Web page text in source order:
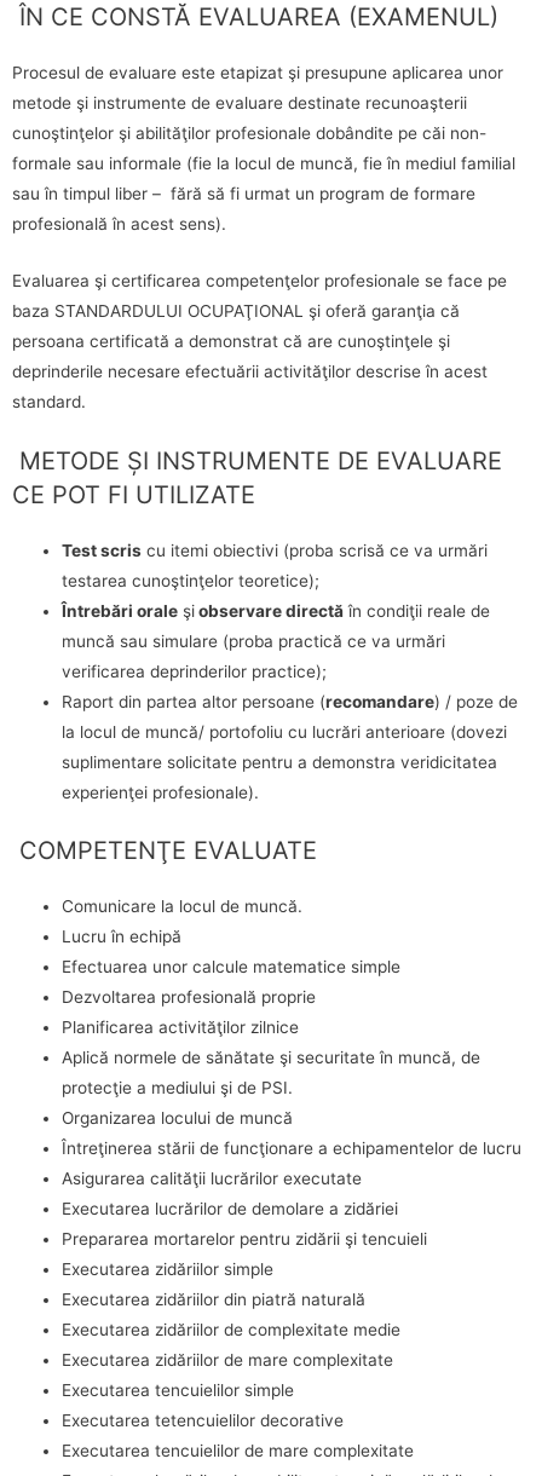
ÎN CE CONSTĂ EVALUAREA (EXAMENUL)
Procesul de evaluare este etapizat şi presupune aplicarea unor
metode şi instrumente de evaluare destinate recunoaşterii
cunoştinţelor şi abilităţilor profesionale dobândite pe căi non-
formale sau informale (fie la locul de muncă, fie în mediul familial
sau în timpul liber – fără să fi urmat un program de formare
profesională în acest sens).
Evaluarea şi certificarea competenţelor profesionale se face pe
baza STANDARDULUI OCUPAŢIONAL şi oferă garanţia că
persoana certificată a demonstrat că are cunoştinţele şi
deprinderile necesare efectuării activităţilor descrise în acest
standard.
METODE ȘI INSTRUMENTE DE EVALUARE
CE POT FI UTILIZATE
Test scris cu itemi obiectivi (proba scrisă ce va urmări
testarea cunoştinţelor teoretice);
Întrebări orale şiobservare directăîn condiţii reale de
muncă sau simulare (proba practică ce va urmări
verificarea deprinderilor practice);
Raport din partea altor persoane (recomandare) / poze de
la locul de muncă/ portofoliu cu lucrări anterioare (dovezi
suplimentare solicitate pentru a demonstra veridicitatea
experienţei profesionale).
COMPETENŢE EVALUATE
Comunicare la locul de muncă.
Lucru în echipă
Efectuarea unor calcule matematice simple
Dezvoltarea profesională proprie
Planificarea activităţilor zilnice
Aplică normele de sănătate şi securitate în muncă, de
protecţie a mediului şi de PSI.
Organizarea locului de muncă
Întreţinerea stării de funcţionare a echipamentelor de lucru
Asigurarea calităţii lucrărilor executate
Executarea lucrărilor de demolare a zidăriei
Prepararea mortarelor pentru zidării şi tencuieli
Executarea zidăriilor simple
Executarea zidăriilor din piatră naturală
Executarea zidăriilor de complexitate medie
Executarea zidăriilor de mare complexitate
Executarea tencuielilor simple
Executarea tetencuielilor decorative
Executarea tencuielilor de mare complexitate